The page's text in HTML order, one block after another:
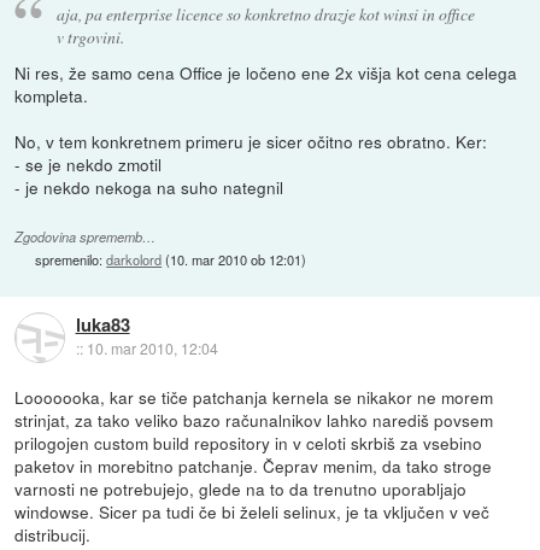
aja, pa enterprise licence so konkretno drazje kot winsi in office
v trgovini.
Ni res, že samo cena Office je ločeno ene 2x višja kot cena celega
kompleta.
No, v tem konkretnem primeru je sicer očitno res obratno. Ker:
- se je nekdo zmotil
- je nekdo nekoga na suho nategnil
Zgodovina sprememb…
spremenilo:darkolord(10. mar 2010 ob 12:01)
luka83
:: 10. mar 2010, 12:04
Looooooka, kar se tiče patchanja kernela se nikakor ne morem
strinjat, za tako veliko bazo računalnikov lahko narediš povsem
prilogojen custom build repository in v celoti skrbiš za vsebino
paketov in morebitno patchanje. Čeprav menim, da tako stroge
varnosti ne potrebujejo, glede na to da trenutno uporabljajo
windowse. Sicer pa tudi če bi želeli selinux, je ta vključen v več
distribucij.